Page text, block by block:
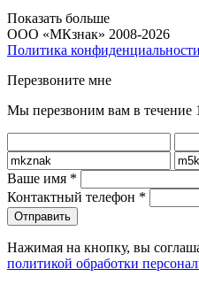
Показать больше
ООО «МКзнак» 2008-2026
Политика конфиденциальности
Перезвоните мне
Мы перезвоним вам в течение
Ваше имя *
Контактный телефон *
Нажимая на кнопку, вы
политикой обработки